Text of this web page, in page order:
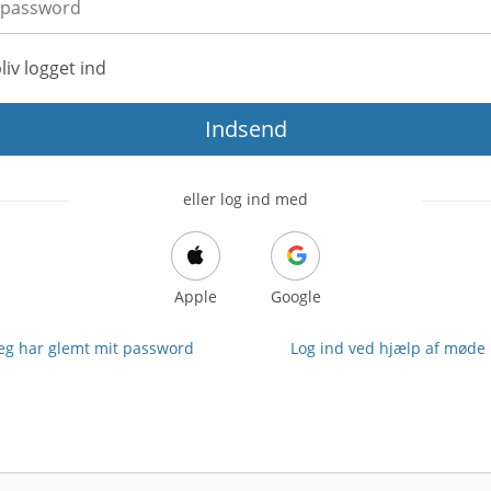
logget ind
Indsend
eller log ind med
Apple Google
har glemt mit password Log ind ved hjælp af møde